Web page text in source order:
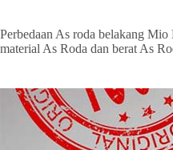
Perbedaan As roda belakang
material As Roda dan berat As